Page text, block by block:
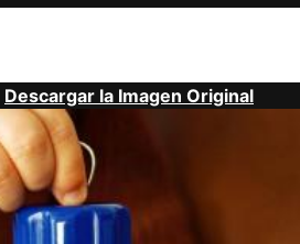
Descargar la Imagen Original